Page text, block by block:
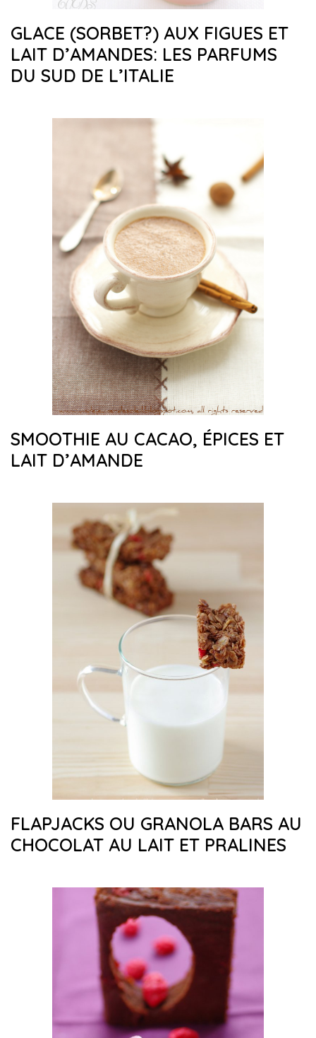
GLACE (SORBET?) AUX FIGUES ET
LAIT D’AMANDES: LES PARFUMS
DU SUD DE L’ITALIE
SMOOTHIE AU CACAO, ÉPICES ET
LAIT D’AMANDE
FLAPJACKS OU GRANOLA BARS AU
CHOCOLAT AU LAIT ET PRALINES